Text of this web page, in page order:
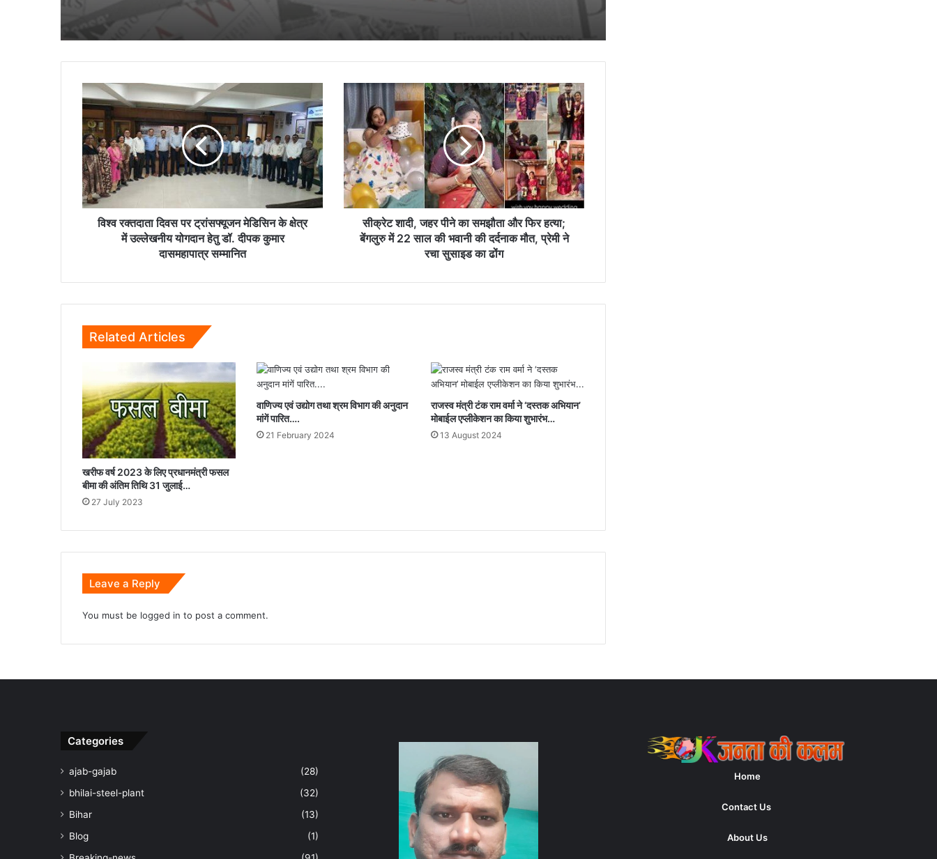
मुख्यमंत्री विष्णु देव साय की अध्यक्षता में वन
फोर्स की पहली बैठक संपन्न
“छत्तीसगढ़ के कारीगर वैश्विक बाजार का नेतृत्व कर
सकते हैं” लोकसभा में सांसद बृजमोहन अग्रवाल
सिंचाई सुविधाओं के विस्तार, फसल विविधिकरण और
आधुनिक तकनीक से खेती बनेगी अधिक लाभकारी –
मुख्यमंत्री श्री साय
विश्व
रक्तदाता
दिवस
पर
ट्रांसफ्यूजन
मेडिसिन
के
क्षेत्र
में
उल्लेखनीय
सम्मानित
विश्व रक्तदाता दिवस पर ट्रांसफ्यूजन मेडिसिन के क्षेत्र
में उल्लेखनीय योगदान हेतु डॉ. दीपक कुमार
दासमहापात्र सम्मानित
सीक्रेट
शादी,
जहर
पीने
का
समझौता
और
फिर
हत्या;
बेंगलुरु
ने
का
सीक्रेट शादी, जहर पीने का समझौता और फिर हत्या;
बेंगलुरु में 22 साल की भवानी की दर्दनाक मौत, प्रेमी ने
रचा सुसाइड का ढोंग
Related Articles
खरीफ वर्ष 2023 के लिए प्रधानमंत्री फसल
बीमा की अंतिम तिथि 31 जुलाई…
27 July 2023
वाणिज्य एवं उद्योग तथा श्रम विभाग की अनुदान
मांगें पारित….
21 February 2024
राजस्व मंत्री टंक राम वर्मा ने ‘दस्तक अभियान’
मोबाईल एप्लीकेशन का किया शुभारंभ…
13 August 2024
Leave a Reply
You must be logged in to post a comment.
Categories
ajab-gajab
(28)
bhilai-steel-plant
(32)
Bihar
(13)
Blog
(1)
Home
Contact Us
About Us